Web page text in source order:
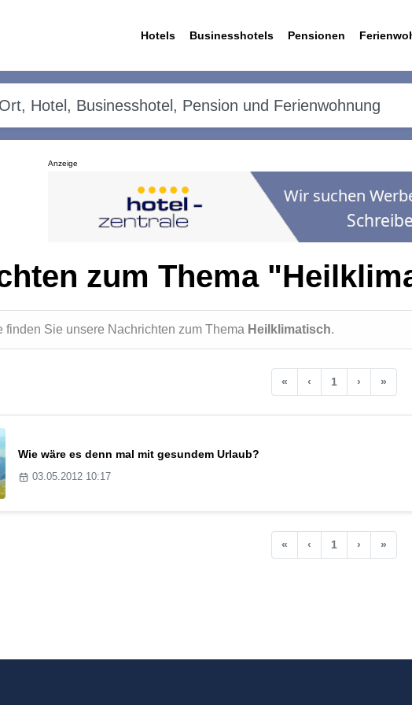
Hotels Businesshotels Pensionen
Anzeige
zum Thema
finden Sie unsere Nachrichten zum Thema Heilklimatisch.
« ‹ 1 › »
Wie wäre es denn mal mit gesundem Urlaub?
03.05.2012 10:17
« ‹ 1 › »